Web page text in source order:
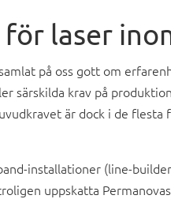
laser
på oss gott om
särskilda krav på
är dock i de
installationer (line-
uppskatta